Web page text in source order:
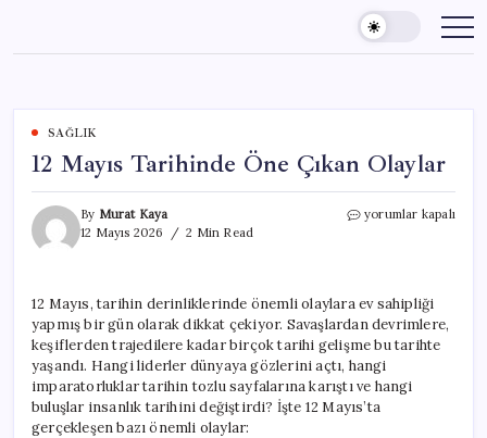
content
SAĞLIK
12 Mayıs Tarihinde Öne Çıkan Olaylar
By Murat Kaya
12 Mayıs 2026
2 Min Read
12
Olaylar
için
yorumlar kapalı
12 Mayıs, tarihin derinliklerinde önemli olaylara ev sahipliği
yapmış bir gün olarak dikkat çekiyor. Savaşlardan devrimlere,
keşiflerden trajedilere kadar birçok tarihi gelişme bu tarihte
yaşandı. Hangi liderler dünyaya gözlerini açtı, hangi
imparatorluklar tarihin tozlu sayfalarına karıştı ve hangi
buluşlar insanlık tarihini değiştirdi? İşte 12 Mayıs’ta
gerçekleşen bazı önemli olaylar: